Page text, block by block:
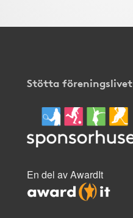
Stötta föreningslivet
En del av AwardIt